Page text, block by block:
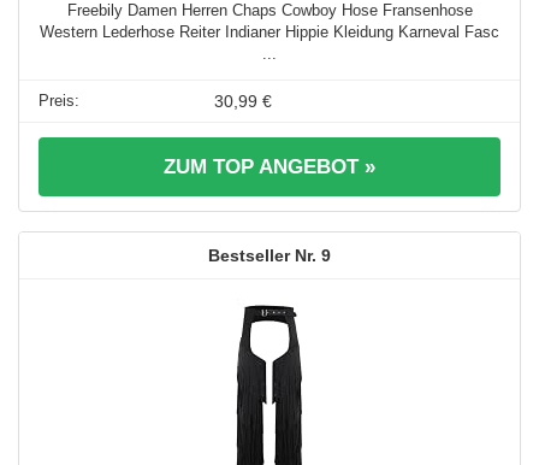
Freebily Damen Herren Chaps Cowboy Hose Fransenhose
Western Lederhose Reiter Indianer Hippie Kleidung Karneval Fasc
...
30,99 €
ZUM TOP ANGEBOT »
9